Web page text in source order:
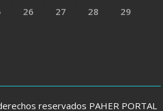
26 27 28
29
reservados PAHER PORTAL